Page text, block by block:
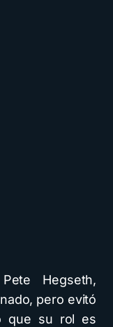
Hegseth,
pero evitó
que su rol es